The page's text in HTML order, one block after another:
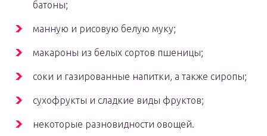
батоны;
манную и рисовую белую муку;
макароны из белых сортов пшеницы;
соки и газированные напитки, а также сиропы;
сухофрукты и сладкие виды фруктов;
некоторые разновидности овощей.